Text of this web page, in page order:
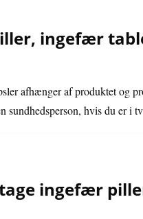
ingefær
afhænger af produktet og
sundhedsperson, hvis du er i
ingefær